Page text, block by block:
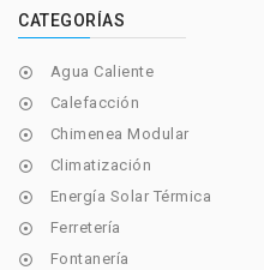
CATEGORÍAS
 Agua Caliente
 Calefacción
 Chimenea Modular
 Climatización
 Energía Solar Térmica
 Ferretería
 Fontanería